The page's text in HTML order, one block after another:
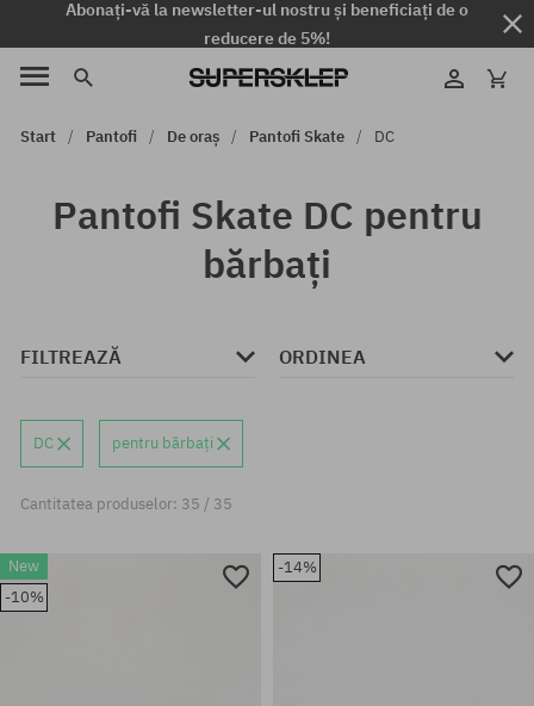
Abonați-vă la newsletter-ul nostru și beneficiați de o
reducere de 5%!
Start Pantofi De oraș Pantofi Skate DC
Pantofi Skate DC pentru
bărbați
FILTREAZĂ ORDINEA
DC pentru bărbați
Cantitatea produselor: 35 / 35
New
-10%
-14%